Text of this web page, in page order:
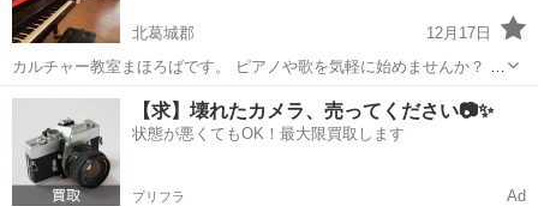
北葛城郡
12月17日
カルチャー教室まほろばです。 ピアノや歌を気軽に始めませんか？ 当
教室は広々とした部屋でグランドピアノによるレッスンを行なってお
ります。 お子様から大人の方まで優しく丁寧に指導致します。 ピアノ
は驚くほど脳によいとさ...
奈良 北葛城郡 ピアノ
【求】壊れたカメラ、売ってください📷✨
状態が悪くてもOK！最大限買取します
プリフラ Ad